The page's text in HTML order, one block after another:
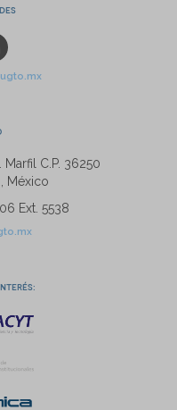
Marfil C.P. 36250
México
Ext. 5538